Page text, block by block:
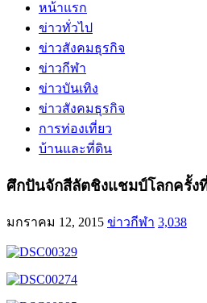
หน้าแรก
ข่าวทั่วไป
ข่าวสังคมธุรกิจ
ข่าวกีฬา
ข่าวบันเทิง
ข่าวสังคมธุรกิจ
การท่องเที่ยว
บ้านและที่ดิน
ศึกปันจักสีลัตชิงแชมป์โลกครั้ง
มกราคม 12, 2015 ข่าวกีฬา 3,038